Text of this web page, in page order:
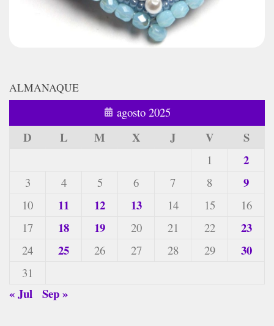
ALMANAQUE
agosto 2025
D L M X J V S
1 2
3 4 5 6 7 8 9
10 11 12 13 14 15
16
17
18 19 20 21 22 23
24 25 26 27 28 29 30
31
« Jul Sep »